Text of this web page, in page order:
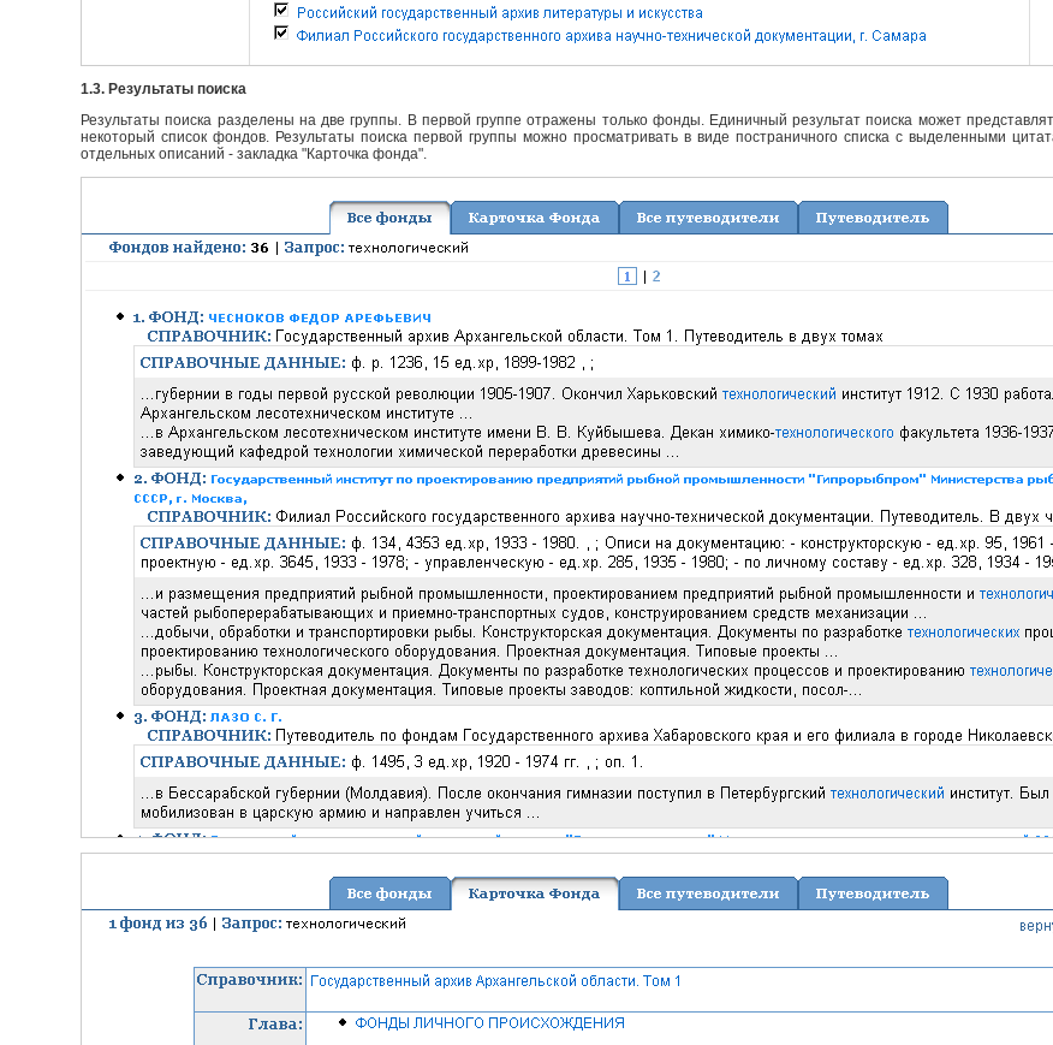
1.3. Результаты поиска
Результаты поиска разделены на две группы. В первой группе отражены только фонды. Единичный результат поиска может
некоторый список фондов. Результаты поиска первой группы можно просматривать в виде постраничного списка с выделенными
отдельных описаний - закладка "Карточка фонда".